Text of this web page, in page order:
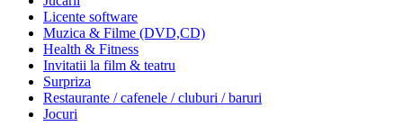
Licente software
Muzica & Filme (DVD,CD)
Health & Fitness
Invitatii la film & teatru
Surpriza
Restaurante / cafenele / cluburi / baruri
Jocuri